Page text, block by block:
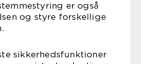
er også
og styre forskellige
sikkerhedsfunktioner